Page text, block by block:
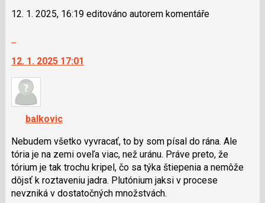
12. 1. 2025, 16:19 editováno autorem komentáře
další
nový
názor.
navigaci
lze
použít
i
klávesy
N
pro
12. 1. 2025 17:01
balkovic
Nebudem všetko vyvracať, to by som písal do rána. Ale
tória je na zemi oveľa viac, než uránu. Práve preto, že
tórium je tak trochu kripel, čo sa týka štiepenia a nemôže
dôjsť k roztaveniu jadra. Plutónium jaksi v procese
nevzniká v dostatočných množstvách.